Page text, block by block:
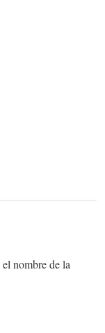
nombre de la